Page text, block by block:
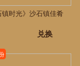
镇时光》沙石镇佳肴
兑换